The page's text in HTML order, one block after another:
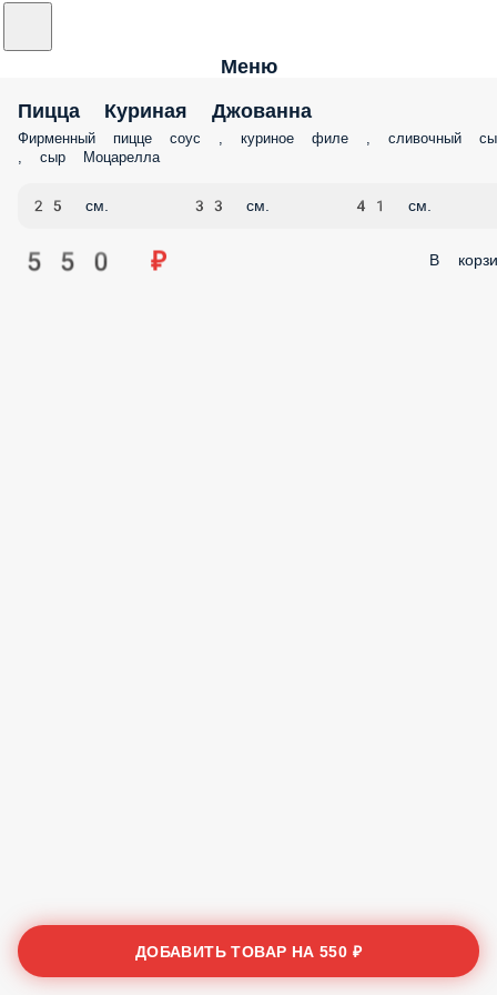
Меню
Пицца Куриная Джованна
Фирменный пицце соус , куриное филе , сливочный
, сыр Моцарелла
25 см. 33 см. 41 см.
550 ₽ В
ДОБАВИТЬ ТОВАР НА550 ₽